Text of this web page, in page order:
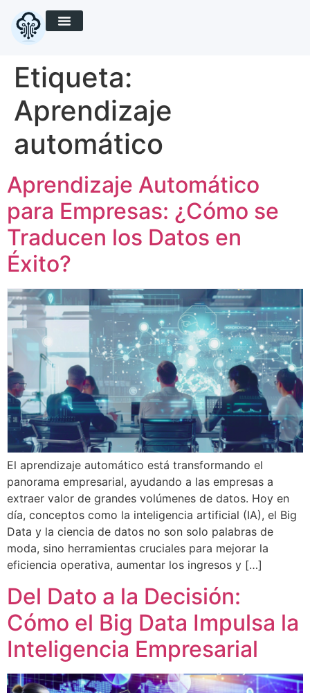
Etiqueta:
Aprendizaje
automático
Aprendizaje Automático
para Empresas: ¿Cómo se
Traducen los Datos en
Éxito?
El aprendizaje automático está transformando el
panorama empresarial, ayudando a las empresas a
extraer valor de grandes volúmenes de datos. Hoy en
día, conceptos como la inteligencia artificial (IA), el Big
Data y la ciencia de datos no son solo palabras de
moda, sino herramientas cruciales para mejorar la
eficiencia operativa, aumentar los ingresos y […]
Del Dato a la Decisión:
Cómo el Big Data Impulsa la
Inteligencia Empresarial